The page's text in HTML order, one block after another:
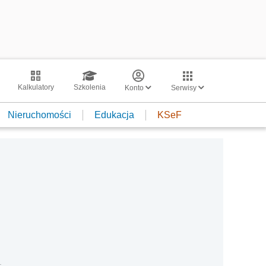
Kalkulatory Szkolenia Konto Serwisy
Nieruchomości Edukacja KSeF